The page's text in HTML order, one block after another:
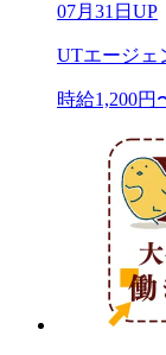
07月31日UP
UTエージェ
時給1,200円